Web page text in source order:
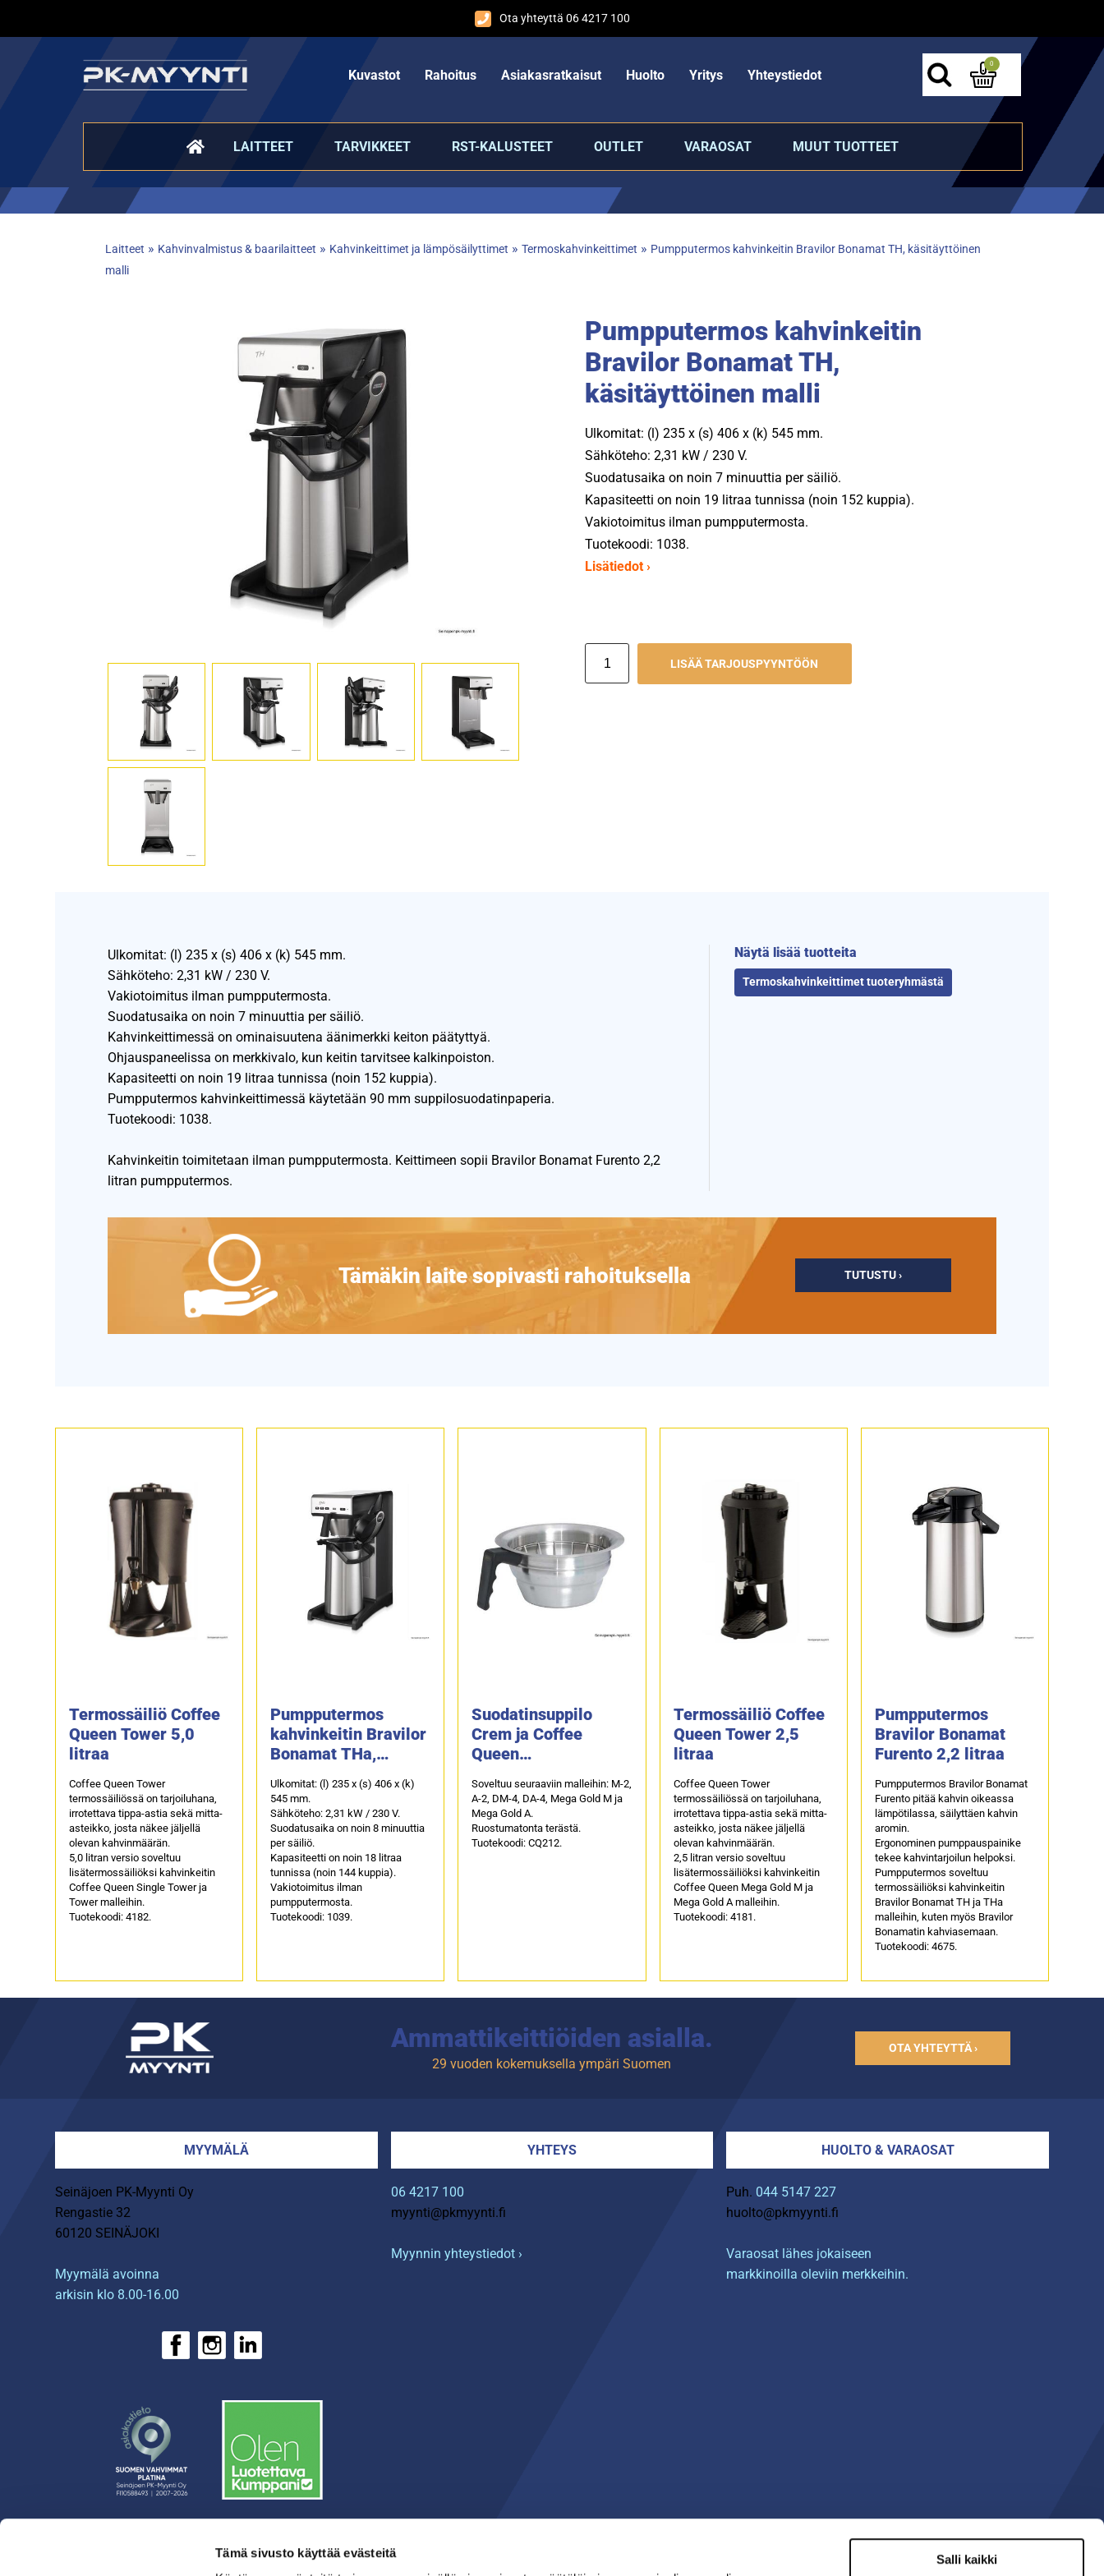
Tämä sivusto käyttää evästeitä
Salli kaikki
Ota yhteyttä 06 4217 100
Kuvastot Rahoitus Asiakasratkaisut Huolto Yritys Yhteystiedot
0
LAITTEET TARVIKKEET RST-KALUSTEET OUTLET VARAOSAT MUUT TUOTTEET
Laitteet » Kahvinvalmistus & baarilaitteet » Kahvinkeittimet ja lämpösäilyttimet » Termoskahvinkeittimet » Pumpputermos kahvinkeitin Bravilor Bonamat TH, käsitäyttöinen
malli
Pumpputermos kahvinkeitin
Bravilor Bonamat TH,
käsitäyttöinen malli
Ulkomitat: (l) 235 x (s) 406 x (k) 545 mm.
Sähköteho: 2,31 kW / 230 V.
Suodatusaika on noin 7 minuuttia per säiliö.
Kapasiteetti on noin 19 litraa tunnissa (noin 152 kuppia).
Vakiotoimitus ilman pumpputermosta.
Tuotekoodi: 1038.
Lisätiedot ›
LISÄÄ TARJOUSPYYNTÖÖN
Ulkomitat: (l) 235 x (s) 406 x (k) 545 mm.
Sähköteho: 2,31 kW / 230 V.
Vakiotoimitus ilman pumpputermosta.
Suodatusaika on noin 7 minuuttia per säiliö.
Kahvinkeittimessä on ominaisuutena äänimerkki keiton päätyttyä.
Ohjauspaneelissa on merkkivalo, kun keitin tarvitsee kalkinpoiston.
Kapasiteetti on noin 19 litraa tunnissa (noin 152 kuppia).
Pumpputermos kahvinkeittimessä käytetään 90 mm suppilosuodatinpaperia.
Tuotekoodi: 1038.
Kahvinkeitin toimitetaan ilman pumpputermosta. Keittimeen sopii Bravilor Bonamat Furento 2,2
litran pumpputermos.
Näytä lisää tuotteita
Termoskahvinkeittimet tuoteryhmästä
Tämäkin laite sopivasti rahoituksella TUTUSTU ›
Termossäiliö Coffee
Queen Tower 5,0
litraa
Coffee Queen Tower
termossäiliössä on tarjoiluhana,
irrotettava tippa-astia sekä mitta-
asteikko, josta näkee jäljellä
olevan kahvinmäärän.
5,0 litran versio soveltuu
lisätermossäiliöksi kahvinkeitin
Coffee Queen Single Tower ja
Tower malleihin.
Tuotekoodi: 4182.
Pumpputermos
kahvinkeitin Bravilor
Bonamat THa,
Ulkomitat: (l) 235 x (s) 406 x (k)
545 mm.
Sähköteho: 2,31 kW / 230 V.
Suodatusaika on noin 8 minuuttia
per säiliö.
Kapasiteetti on noin 18 litraa
tunnissa (noin 144 kuppia).
Vakiotoimitus ilman
pumpputermosta.
Tuotekoodi: 1039.
Suodatinsuppilo
Crem ja Coffee
Queen
Soveltuu seuraaviin malleihin: M-2,
A-2, DM-4, DA-4, Mega Gold M ja
Mega Gold A.
Ruostumatonta terästä.
Tuotekoodi: CQ212.
Termossäiliö Coffee
Queen Tower 2,5
litraa
Coffee Queen Tower
termossäiliössä on tarjoiluhana,
irrotettava tippa-astia sekä mitta-
asteikko, josta näkee jäljellä
olevan kahvinmäärän.
2,5 litran versio soveltuu
lisätermossäiliöksi kahvinkeitin
Coffee Queen Mega Gold M ja
Mega Gold A malleihin.
Tuotekoodi: 4181.
Pumpputermos
Bravilor Bonamat
Furento 2,2 litraa
Pumpputermos Bravilor Bonamat
Furento pitää kahvin oikeassa
lämpötilassa, säilyttäen kahvin
aromin.
Ergonominen pumppauspainike
tekee kahvintarjoilun helpoksi.
Pumpputermos soveltuu
termossäiliöksi kahvinkeitin
Bravilor Bonamat TH ja THa
malleihin, kuten myös Bravilor
Bonamatin kahviasemaan.
Tuotekoodi: 4675.
Ammattikeittiöiden asialla.
29 vuoden kokemuksella ympäri Suomen
OTA YHTEYTTÄ ›
MYYMÄLÄ
Seinäjoen PK-Myynti Oy
Rengastie 32
60120 SEINÄJOKI
Myymälä avoinna
arkisin klo 8.00-16.00
YHTEYS
06 4217 100
myynti@pkmyynti.fi
Myynnin yhteystiedot ›
HUOLTO & VARAOSAT
Puh. 044 5147 227
huolto@pkmyynti.fi
Varaosat lähes jokaiseen
markkinoilla oleviin merkkeihin.